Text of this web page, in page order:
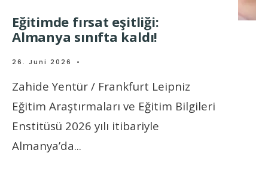
Eğitimde fırsat eşitliği:
Almanya sınıfta kaldı!
26. Juni 2026 •
Zahide Yentür / Frankfurt Leipniz
Eğitim Araştırmaları ve Eğitim Bilgileri
Enstitüsü 2026 yılı itibariyle
Almanya’da...